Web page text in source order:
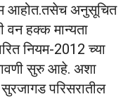
आहोत.तसेच अनुसूचित
वन हक्क मान्यता
नियम-2012 च्या
सुरु आहे. अशा
परिसरातील